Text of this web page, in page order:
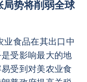
局势将削弱全球
业食品在其出口中
受影响最大的地
受到对美农业食